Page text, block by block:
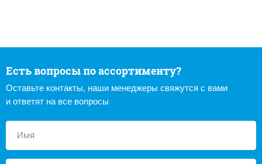
Есть вопросы по ассортименту?
Оставьте контакты, наши менеджеры свяжутся с вами
и ответят на все вопросы